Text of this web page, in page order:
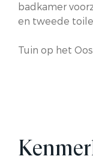
badkamer
en tweede
Tuin op het